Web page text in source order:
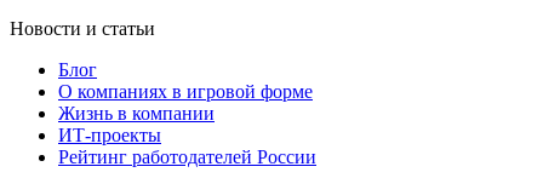
Новости и статьи
Блог
О компаниях в игровой форме
Жизнь в компании
ИТ-проекты
Рейтинг работодателей России